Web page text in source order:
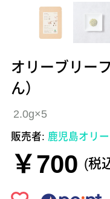
オリーブリー
ん）
2.0g×5
販売者: 鹿児島オリ
￥700 (税